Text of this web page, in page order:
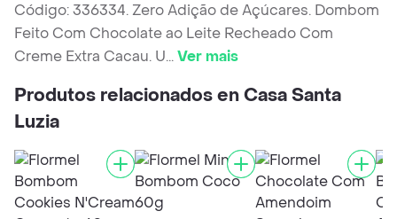
Código: 336334. Zero Adição de Açúcares. Dombom
Feito Com Chocolate ao Leite Recheado Com
Creme Extra Cacau. U...Ver mais
Produtos relacionados en Casa Santa
Luzia